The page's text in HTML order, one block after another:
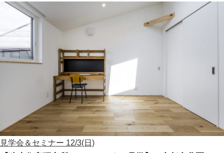
見学会＆セミナー 12/3(日)